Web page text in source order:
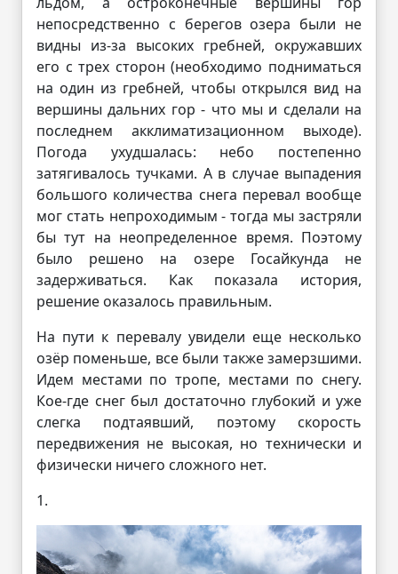
непосредственно с берегов озера были не
видны из-за высоких гребней, окружавших
его с трех сторон (необходимо подниматься
на один из гребней, чтобы открылся вид на
вершины дальних гор - что мы и сделали на
последнем акклиматизационном выходе).
Погода ухудшалась: небо постепенно
затягивалось тучками. А в случае выпадения
большого количества снега перевал вообще
мог стать непроходимым - тогда мы застряли
бы тут на неопределенное время. Поэтому
было решено на озере Госайкунда не
задерживаться. Как показала история,
решение оказалось правильным.
На пути к перевалу увидели еще несколько
озёр поменьше, все были также замерзшими.
Идем местами по тропе, местами по снегу.
Кое-где снег был достаточно глубокий и уже
слегка подтаявший, поэтому скорость
передвижения не высокая, но технически и
физически ничего сложного нет.
1.